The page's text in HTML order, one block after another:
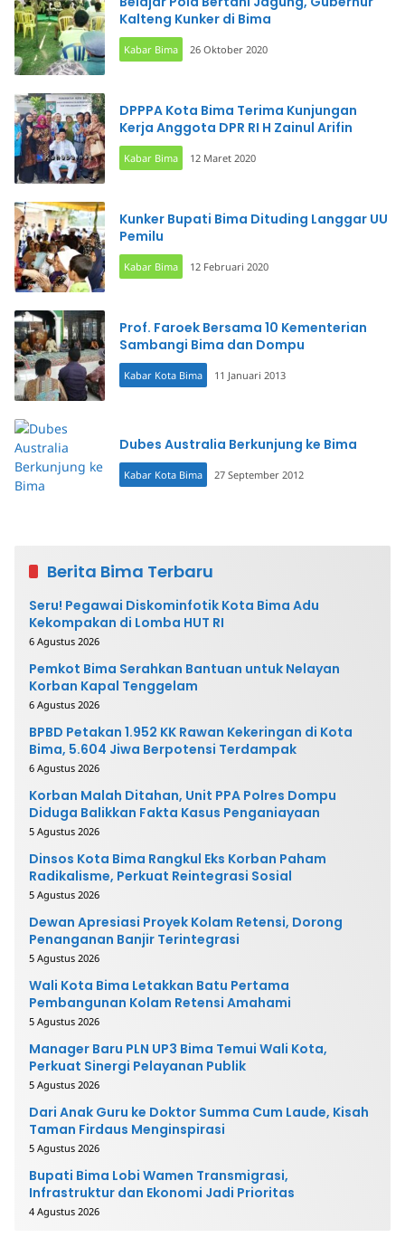
Kalteng Kunker di Bima
Kabar Bima 26 Oktober 2020
DPPPA Kota Bima Terima Kunjungan
Kerja Anggota DPR RI H Zainul Arifin
Kabar Bima 12 Maret 2020
Kunker Bupati Bima Dituding Langgar UU
Pemilu
Kabar Bima 12 Februari 2020
Prof. Faroek Bersama 10 Kementerian
Sambangi Bima dan Dompu
Kabar Kota Bima 11 Januari 2013
Dubes Australia Berkunjung ke Bima
Kabar Kota Bima 27 September 2012
Berita Bima Terbaru
Seru! Pegawai Diskominfotik Kota Bima Adu
Kekompakan di Lomba HUT RI
6 Agustus 2026
Pemkot Bima Serahkan Bantuan untuk Nelayan
Korban Kapal Tenggelam
6 Agustus 2026
BPBD Petakan 1.952 KK Rawan Kekeringan di Kota
Bima, 5.604 Jiwa Berpotensi Terdampak
6 Agustus 2026
Korban Malah Ditahan, Unit PPA Polres Dompu
Diduga Balikkan Fakta Kasus Penganiayaan
5 Agustus 2026
Dinsos Kota Bima Rangkul Eks Korban Paham
Radikalisme, Perkuat Reintegrasi Sosial
5 Agustus 2026
Dewan Apresiasi Proyek Kolam Retensi, Dorong
Penanganan Banjir Terintegrasi
5 Agustus 2026
Wali Kota Bima Letakkan Batu Pertama
Pembangunan Kolam Retensi Amahami
5 Agustus 2026
Manager Baru PLN UP3 Bima Temui Wali Kota,
Perkuat Sinergi Pelayanan Publik
5 Agustus 2026
Dari Anak Guru ke Doktor Summa Cum Laude, Kisah
Taman Firdaus Menginspirasi
5 Agustus 2026
Bupati Bima Lobi Wamen Transmigrasi,
Infrastruktur dan Ekonomi Jadi Prioritas
4 Agustus 2026